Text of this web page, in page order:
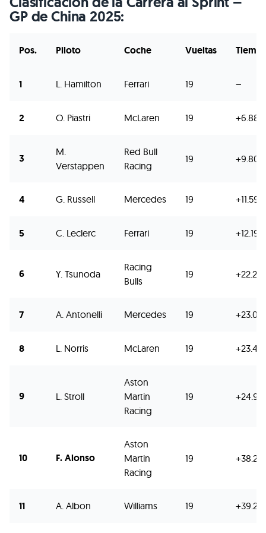
GP de China 2025:
Pos. Piloto Coche Vueltas
1 L. Hamilton Ferrari 19 –
2 O. Piastri McLaren 19 +6.889
3
M.
Verstappen
Red Bull
Racing
19 +9.804
4 G. Russell Mercedes 19 +11.592
5 C. Leclerc Ferrari 19 +12.190
6 Y. Tsunoda
Racing
Bulls
19
7 A. Antonelli Mercedes 19
8 L. Norris McLaren 19 +23.471
9 L. Stroll
Aston
Martin
Racing
19 +24.916
10 F. Alonso
Aston
Martin
Racing
19 +38.218
11 A. Albon Williams 19